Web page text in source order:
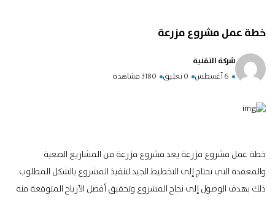
خطة عمل مشروع مزرعة
شركة التقنية
6 أغسطس 0 تعليق 3180 مشاهدة
خطة عمل مشروع مزرعة يعد مشروع مزرعة من المشاريع الصعبة
والمعقدة التي تحتاج إلى التخطيط الجيد لتنفيذ المشروع بالشكل المطلوب.
ذلك بهدف الوصول إلى نجاح المشروع وتحقيقأفضل الأرباح المتوقعة منه